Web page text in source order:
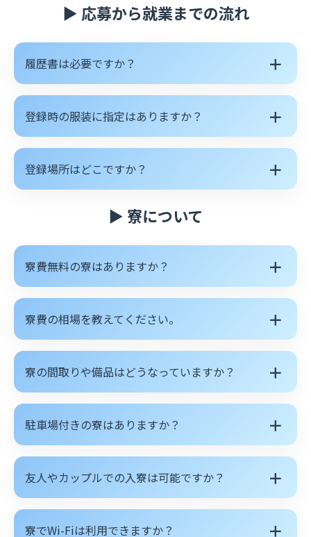
▶ 応募から就業までの流れ
履歴書は必要ですか？ ＋
登録時の服装に指定はありますか？ ＋
登録場所はどこですか？ ＋
▶ 寮について
寮費無料の寮はありますか？ ＋
寮費の相場を教えてください。 ＋
寮の間取りや備品はどうなっていますか？ ＋
駐車場付きの寮はありますか？ ＋
友人やカップルでの入寮は可能ですか？ ＋
寮でWi-Fiは利用できますか？ ＋